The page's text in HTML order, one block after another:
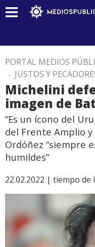
PORTAL MEDIOS
. JUSTOS Y
Michelini
imagen de
“Es un ícono del
del Frente Amplio
Ordóñez “siempre
humildes”
22.02.2022 | tiempo de